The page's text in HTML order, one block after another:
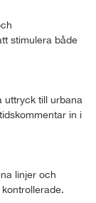
stimulera både
uttryck till urbana
in i
linjer och